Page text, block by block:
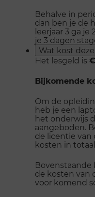
Behalve in
dan ben je de
leerjaar 3 ga je
je 3 dagen
Wat kost
Het lesgeld is
Bijkomende
Om de
heb je een
het onderwijs
aangeboden.
de licentie van
kosten in totaal
Bovenstaande
de kosten van
voor komend